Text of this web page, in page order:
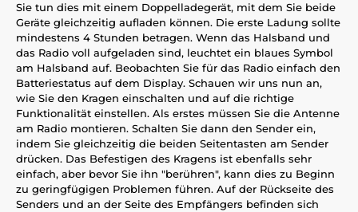
Sie tun dies mit einem Doppelladegerät, mit dem Sie beide
Geräte gleichzeitig aufladen können. Die erste Ladung sollte
mindestens 4 Stunden betragen. Wenn das Halsband und
das Radio voll aufgeladen sind, leuchtet ein blaues Symbol
am Halsband auf. Beobachten Sie für das Radio einfach den
Batteriestatus auf dem Display. Schauen wir uns nun an,
wie Sie den Kragen einschalten und auf die richtige
Funktionalität einstellen. Als erstes müssen Sie die Antenne
am Radio montieren. Schalten Sie dann den Sender ein,
indem Sie gleichzeitig die beiden Seitentasten am Sender
drücken. Das Befestigen des Kragens ist ebenfalls sehr
einfach, aber bevor Sie ihn "berühren", kann dies zu Beginn
zu geringfügigen Problemen führen. Auf der Rückseite des
Senders und an der Seite des Empfängers befinden sich